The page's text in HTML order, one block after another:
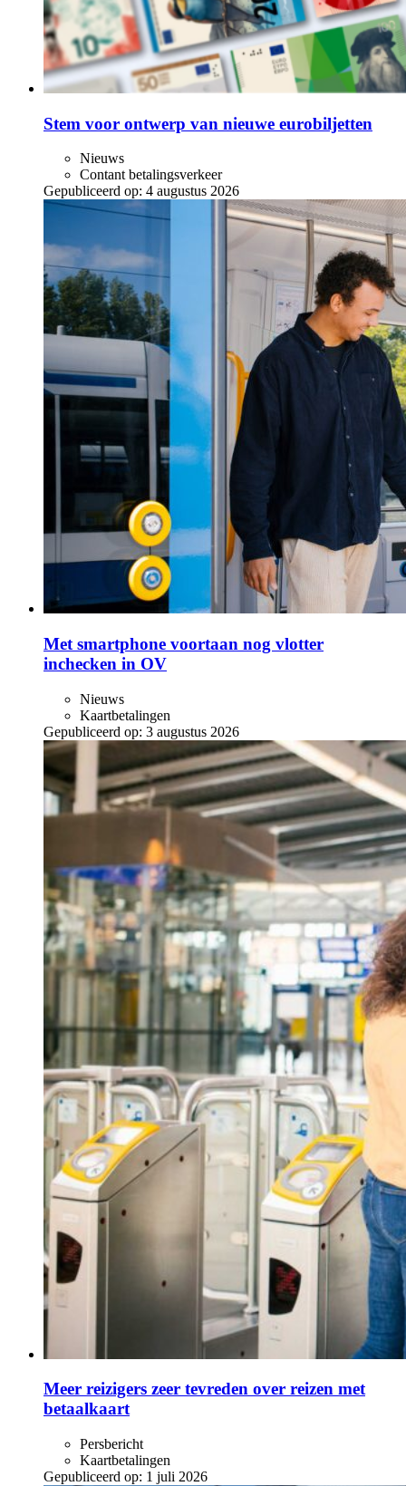
Stem voor ontwerp van nieuwe eurobiljetten
Nieuws
Contant betalingsverkeer
Gepubliceerd op: 4 augustus 2026
Met smartphone voortaan nog vlotter
inchecken in OV
Nieuws
Kaartbetalingen
Gepubliceerd op: 3 augustus 2026
Meer reizigers zeer tevreden over reizen met
betaalkaart
Persbericht
Kaartbetalingen
Gepubliceerd op: 1 juli 2026